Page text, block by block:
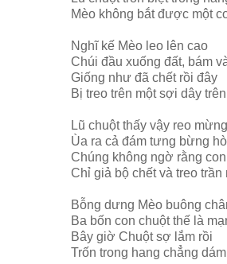
Mèo không bắt được một
Nghĩ kế Mèo leo lên cao
Chúi đầu xuống đất, bám
Giống như đã chết rồi đây
Bị treo trên một sợi dây
Lũ chuột thấy vậy reo mừng
Ùa ra cả đám tưng bừng
Chúng không ngờ rằng
Chỉ giả bộ chết và treo trần
Bỗng dưng Mèo buông
Ba bốn con chuột thế là
Bây giờ Chuột sợ lắm rồi
Trốn trong hang chẳng